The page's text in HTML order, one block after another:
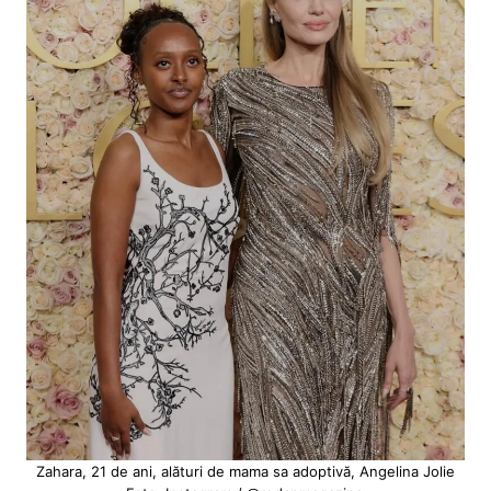
Zahara, 21 de ani, alături de mama sa adoptivă, Angelina Jolie